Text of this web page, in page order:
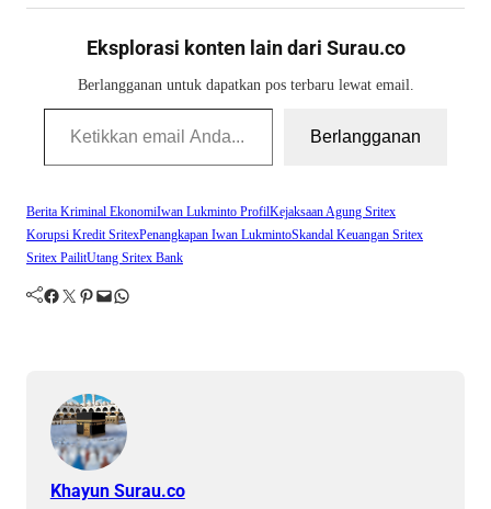
Eksplorasi konten lain dari Surau.co
Berlangganan untuk dapatkan pos terbaru lewat email.
Ketikkan email Anda...
Berlangganan
Berita Kriminal EkonomiIwan Lukminto ProfilKejaksaan Agung Sritex
Korupsi Kredit SritexPenangkapan Iwan LukmintoSkandal Keuangan Sritex
Sritex PailitUtang Sritex Bank
Facebook Twitter Pinterest Mail WhatsApp
Khayun Surau.co